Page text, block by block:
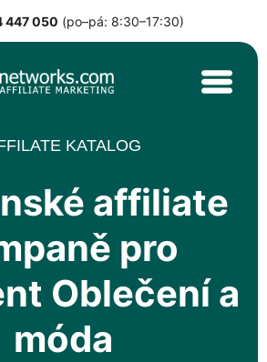
447 050 (po–pá: 8:30–17:30)
síť v CEE
KATALOG
affiliate
pro
Oblečení a
móda